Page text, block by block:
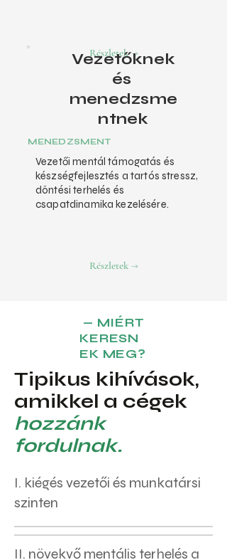
Részletek →
Vezetőknek
és
menedzsme
ntnek
MENEDZSMENT
Vezetői mentál támogatás és
készségfejlesztés a tartós stressz,
döntési terhelés és
csapatdinamika kezelésére.
Részletek →
— MIÉRT
KERESN
EK MEG?
Tipikus kihívások,
amikkel a cégek
hozzánk
fordulnak.
I. kiégés vezetői és munkatársi
szinten
II. növekvő mentális terhelés a